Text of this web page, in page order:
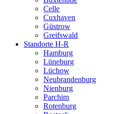
Celle
Cuxhaven
Güstrow
Greifswald
Standorte H-R
Hamburg
Lüneburg
Lüchow
Neubrandenburg
Nienburg
Parchim
Rotenburg